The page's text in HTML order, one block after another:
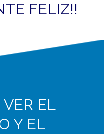
FELIZ!!
VER EL
Y EL